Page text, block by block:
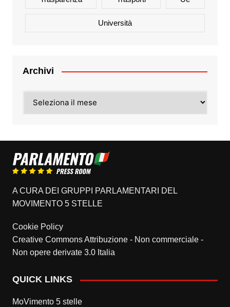
Università
Archivi
A CURA DEI GRUPPI PARLAMENTARI DEL
MOVIMENTO 5 STELLE
Cookie Policy
Creative Commons Attribuzione - Non commerciale -
Non opere derivate 3.0 Italia
QUICK LINKS
MoVimento 5 stelle